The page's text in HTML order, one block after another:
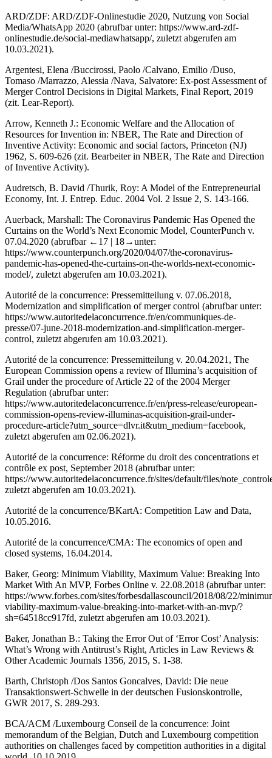
ARD/ ZDF: ARD/ ZDF-Onlinestudie 2020, Nutzung von Social
Media/WhatsApp 2020 (abrufbar unter: https://www.ard-zdf-
onlinestudie.de/social-mediawhatsapp/, zuletzt abgerufen am
10.03.2021).
Argentesi, Elena /Buccirossi, Paolo /Calvano, Emilio /Duso,
Tomaso /Marrazzo, Alessia /Nava, Salvatore: Ex-post Assessment of
Merger Control Decisions in Digital Markets, Final Report, 2019
(zit. Lear-Report).
Arrow, Kenneth J.: Economic Welfare and the Allocation of
Resources for Invention in: NBER, The Rate and Direction of
Inventive Activity: Economic and social factors, Princeton (NJ)
1962, S. 609-626 (zit. Bearbeiterin NBER, The Rate and Direction
of Inventive Activity).
Audretsch, B. David /Thurik, Roy: A Model of the Entrepreneurial
Economy, Int. J. Entrep. Educ. 2004 Vol. 2 Issue 2, S. 143-166.
Auerback, Marshall: The Coronavirus Pandemic Has Opened the
Curtains on the World’s Next Economic Model, CounterPunch v.
07.04.2020 (abrufbar ←17 | 18→unter:
https://www.counterpunch.org/2020/04/07/the-coronavirus-
pandemic-has-opened-the-curtains-on-the-worlds-next-economic-
model/, zuletzt abgerufen am 10.03.2021).
Autorité de la concurrence: Pressemitteilung v. 07.06.2018,
Modernization and simplification of merger control (abrufbar unter:
https://www.autoritedelaconcurrence.fr/en/communiques-de-
presse/07-june-2018-modernization-and-simplification-merger-
control, zuletzt abgerufen am 10.03.2021).
Autorité de la concurrence: Pressemitteilung v. 20.04.2021, The
European Commission opens a review of Illumina’s acquisition of
Grail under the procedure of Article 22 of the 2004 Merger
Regulation (abrufbar unter:
https://www.autoritedelaconcurrence.fr/en/press-release/european-
commission-opens-review-illuminas-acquisition-grail-under-
procedure-article?utm_source=dlvr.it&utm_medium=facebook,
zuletzt abgerufen am 02.06.2021).
Autorité de la concurrence: Réforme du droit des concentrations et
contrôle ex post, September 2018 (abrufbar unter:
https://www.autoritedelaconcurrence.fr/sites/default/files/
zuletzt abgerufen am 10.03.2021).
Autorité de la concurrence/BKartA: Competition Law and Data,
10.05.2016.
Autorité de la concurrence/CMA: The economics of open and
closed systems, 16.04.2014.
Baker, Georg: Minimum Viability, Maximum Value: Breaking Into
Market With An MVP, Forbes Online v. 22.08.2018 (abrufbar unter:
https://www.forbes.com/sites/forbesdallascouncil/2018/08/22/
viability-maximum-value-breaking-into-market-with-an-mvp/?
sh=64518cc917fd, zuletzt abgerufen am 10.03.2021).
Baker, Jonathan B.: Taking the Error Out of ‘Error Cost’ Analysis:
What’s Wrong with Antitrust’s Right, Articles in Law Reviews &
Other Academic Journals 1356, 2015, S. 1-38.
Barth, Christoph /Dos Santos Goncalves, David: Die neue
Transaktionswert-Schwelle in der deutschen Fusionskontrolle,
GWR 2017, S. 289-293.
BCA/ ACM /Luxembourg Conseil de la concurrence: Joint
memorandum of the Belgian, Dutch and Luxembourg competition
authorities on challenges faced by competition authorities in a digital